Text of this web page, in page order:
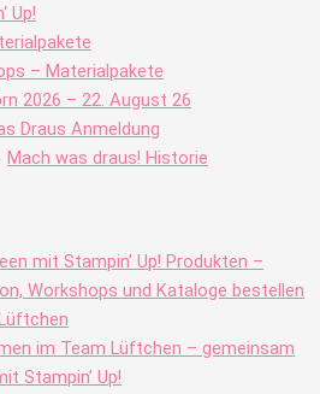
Up!
– Materialpakete
2026 – 22. August 26
Draus Anmeldung
Mach was draus! Historie
mit Stampin’ Up! Produkten –
Workshops und Kataloge bestellen
im Team Lüftchen – gemeinsam
Stampin’ Up!